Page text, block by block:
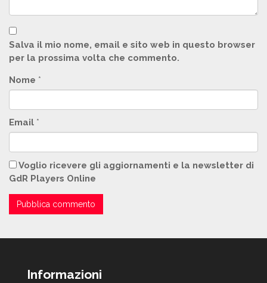
Salva il mio nome, email e sito web in questo browser
per la prossima volta che commento.
Nome *
Email *
Voglio ricevere gli aggiornamenti e la newsletter di
GdR Players Online
Informazioni